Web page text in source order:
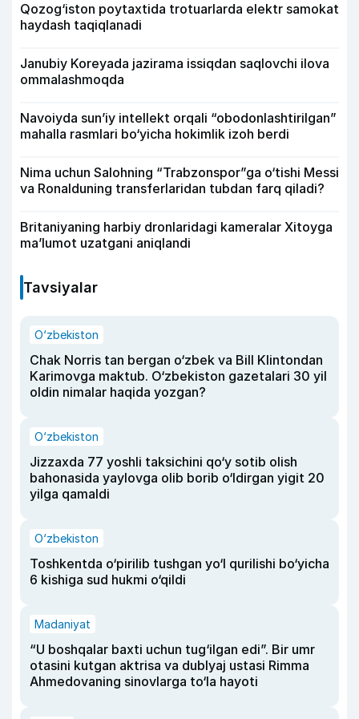
Qozog‘iston poytaxtida trotuarlarda elektr samokat
haydash taqiqlanadi
Janubiy Koreyada jazirama issiqdan saqlovchi ilova
ommalashmoqda
Navoiyda sun’iy intellekt orqali “obodonlashtirilgan”
mahalla rasmlari bo‘yicha hokimlik izoh berdi
Nima uchun Salohning “Trabzonspor”ga o‘tishi Messi
va Ronalduning transferlaridan tubdan farq qiladi?
Britaniyaning harbiy dronlaridagi kameralar Xitoyga
ma’lumot uzatgani aniqlandi
Tavsiyalar
O‘zbekiston
Chak Norris tan bergan o‘zbek va Bill Klintondan
Karimovga maktub. O‘zbekiston gazetalari 30 yil
oldin nimalar haqida yozgan?
O‘zbekiston
Jizzaxda 77 yoshli taksichini qo‘y sotib olish
bahonasida yaylovga olib borib o‘ldirgan yigit 20
yilga qamaldi
O‘zbekiston
Toshkentda o‘pirilib tushgan yo‘l qurilishi bo‘yicha
6 kishiga sud hukmi o‘qildi
Madaniyat
“U boshqalar baxti uchun tug‘ilgan edi”. Bir umr
otasini kutgan aktrisa va dublyaj ustasi Rimma
Ahmedovaning sinovlarga to‘la hayoti